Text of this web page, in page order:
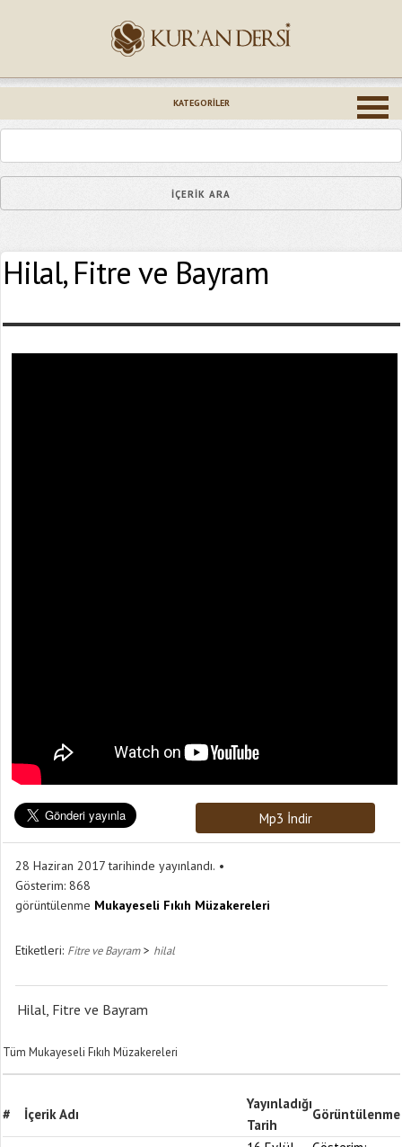
KATEGORILER
Hilal, Fitre ve Bayram
Mp3 İndir
28 Haziran 2017 tarihinde yayınlandı.
Gösterim: 868
görüntülenme Mukayeseli Fıkıh Müzakereleri
Etiketleri: Fitre ve Bayram> hilal
Hilal, Fitre ve Bayram
Tüm Mukayeseli Fıkıh Müzakereleri
# İçerik Adı
Yayınladığı
Tarih
Görüntülenme
Epostanız (*)
Yaşadığınız Hatanın Ayrıntıları